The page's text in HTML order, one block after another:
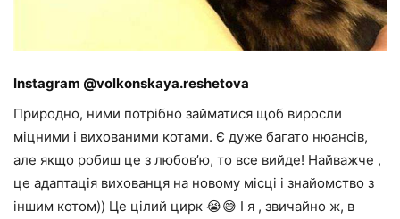
Instagram @volkonskaya.reshetova
Природно, ними потрібно займатися щоб виросли
міцними і вихованими котами. Є дуже багато нюансів,
але якщо робиш це з любов’ю, то все вийде! Найважче ,
це адаптація вихованця на новому місці і знайомство з
іншим котом)) Це цілий цирк 😭😅 І я , звичайно ж, в